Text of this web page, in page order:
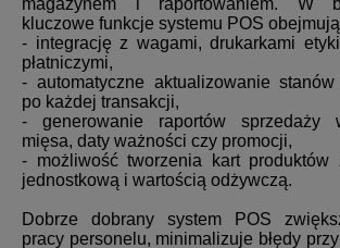
kluczowe funkcje systemu POS
- integrację z wagami, drukarkami
płatniczymi,
- automatyczne aktualizowanie stanów
po każdej transakcji,
- generowanie raportów sprzedaży
mięsa, daty ważności czy promocji,
- możliwość tworzenia kart produktów
jednostkową i wartością odżywczą.
Dobrze dobrany system POS
pracy personelu, minimalizuje błędy